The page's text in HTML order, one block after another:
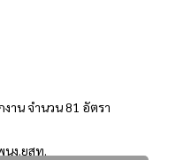
าน จำนวน 81 อัตรา
นง.ยสท.